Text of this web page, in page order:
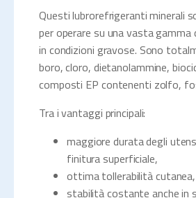
Questi lubrorefrigeranti minerali
per operare su una vasta gamma
in condizioni gravose. Sono
boro, cloro, dietanolammine,
composti EP contenenti zolfo,
Tra i vantaggi principali:
maggiore durata degli
finitura superficiale,
ottima tollerabilità cutanea,
stabilità costante anche in